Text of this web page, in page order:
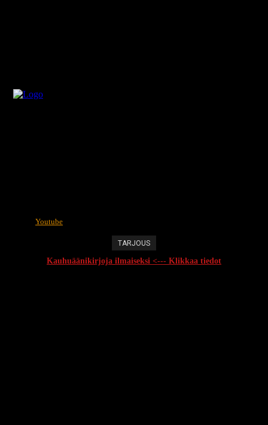
Youtube
TARJOUS
Kauhuäänikirjoja ilmaiseksi <--- Klikkaa tiedot